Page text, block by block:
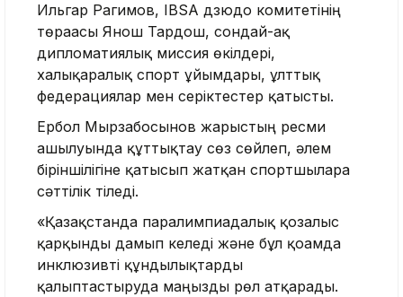
Ильгар Рагимов, IBSA дзюдо комитетінің
төрағасы Янош Тардош, сондай-ақ
дипломатиялық миссия өкілдері,
халықаралық спорт ұйымдары, ұлттық
федерациялар мен серіктестер қатысты.
Ербол Мырзабосынов жарыстың ресми
ашылуында құттықтау сөз сөйлеп, әлем
біріншілігіне қатысып жатқан спортшыларға
сәттілік тіледі.
«Қазақстанда паралимпиадалық қозғалыс
қарқынды дамып келеді және бұл қоғамда
инклюзивті құндылықтарды
қалыптастыруда маңызды рөл атқарады.